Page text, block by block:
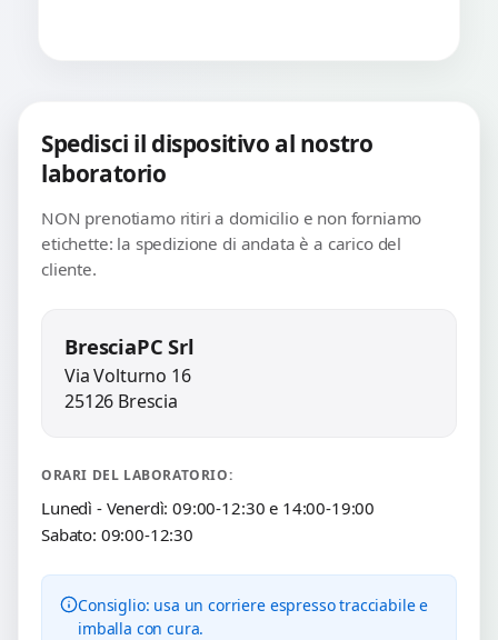
Spedisci il dispositivo al nostro
laboratorio
NON prenotiamo ritiri a domicilio e non forniamo
etichette: la spedizione di andata è a carico del
cliente.
BresciaPC Srl
Via Volturno 16
25126 Brescia
ORARI DEL LABORATORIO:
Lunedì - Venerdì: 09:00-12:30 e 14:00-19:00
Sabato: 09:00-12:30
Consiglio: usa un corriere espresso tracciabile e
imballa con cura.